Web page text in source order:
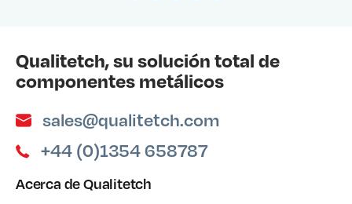
Qualitetch, su solución total de
componentes metálicos
sales@qualitetch.com
+44 (0)1354 658787
Acerca de Qualitetch